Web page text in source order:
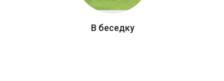
В беседку